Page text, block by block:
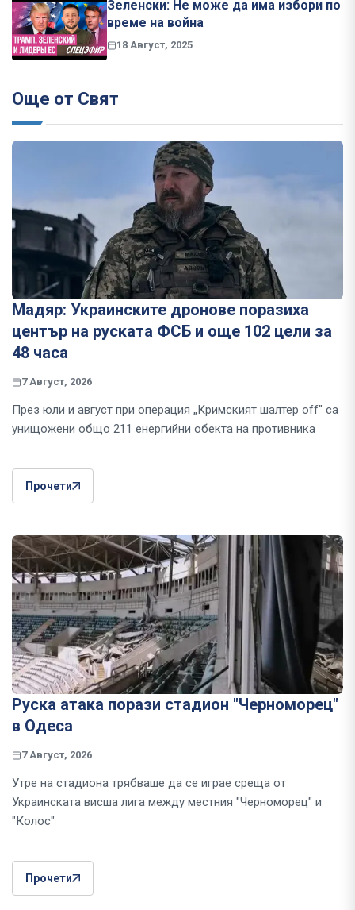
Зеленски: Не може да има избори по
време на война
18 Август, 2025
Още от Свят
Мадяр: Украинските дронове поразиха
център на руската ФСБ и още 102 цели за
48 часа
7 Август, 2026
През юли и август при операция „Кримският шалтер off" са
унищожени общо 211 енергийни обекта на противника
Прочети
Руска атака порази стадион "Черноморец"
в Одеса
7 Август, 2026
Утре на стадиона трябваше да се играе среща от
Украинската висша лига между местния "Черноморец" и
"Колос"
Прочети